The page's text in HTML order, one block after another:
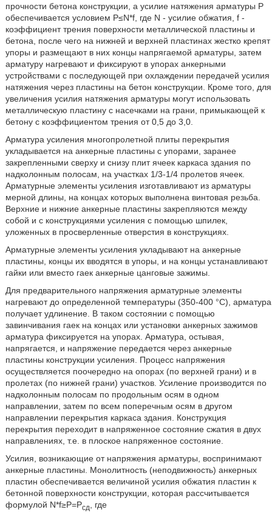
прочности бетона конструкции, а усилие натяжения арматуры Р
обеспечивается условием Р≤N*f, где N - усилие обжатия, f -
коэффициент трения поверхности металлической пластины и
бетона, после чего на нижней и верхней пластинах жестко крепят
упоры и размещают в них концы напрягаемой арматуры, затем
арматуру нагревают и фиксируют в упорах анкерными
устройствами с последующей при охлаждении передачей усилия
натяжения через пластины на бетон конструкции. Кроме того, для
увеличения усилия натяжения арматуры могут использовать
металлическую пластину с насечками на грани, примыкающей к
бетону с коэффициентом трения от 0,5 до 3,0.
Арматура усиления многопролетной плиты перекрытия
укладывается на анкерные пластины с упорами, заранее
закрепленными сверху и снизу плит ячеек каркаса здания по
надколонным полосам, на участках 1/3-1/4 пролетов ячеек.
Арматурные элементы усиления изготавливают из арматуры
мерной длины, на концах которых выполнена винтовая резьба.
Верхние и нижние анкерные пластины закрепляются между
собой и с конструкциями усиления с помощью шпилек,
уложенных в просверленные отверстия в конструкциях.
Арматурные элементы усиления укладывают на анкерные
пластины, концы их вводятся в упоры, и на концы устанавливают
гайки или вместо гаек анкерные цанговые зажимы.
Для предварительного напряжения арматурные элементы
нагревают до определенной температуры (350-400 °С), арматура
получает удлинение. В таком состоянии с помощью
завинчивания гаек на концах или установки анкерных зажимов
арматура фиксируется на упорах. Арматура, остывая,
напрягается, и напряжение передается через анкерные
пластины конструкции усиления. Процесс напряжения
осуществляется поочередно на опорах (по верхней грани) и в
пролетах (по нижней грани) участков. Усиление производится по
надколонным полосам по продольным осям в одном
направлении, затем по всем поперечным осям в другом
направлении перекрытия каркаса здания. Конструкция
перекрытия переходит в напряженное состояние сжатия в двух
направлениях, т.е. в плоское напряженное состояние.
Усилия, возникающие от напряжения арматуры, воспринимают
анкерные пластины. Монолитность (неподвижность) анкерных
пластин обеспечивается величиной усилия обжатия пластин к
бетонной поверхности конструкции, которая рассчитывается
формулой N*f≥Р=Рсд
, где